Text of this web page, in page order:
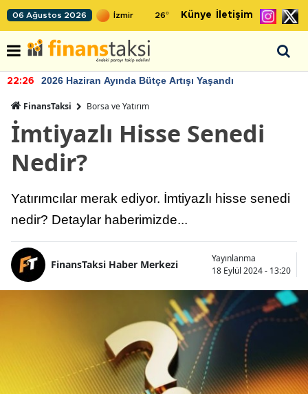
06 Ağustos 2026 26° Künye İletişim
22:26 2026 Haziran Ayında Bütçe Artışı Yaşandı
FinansTaksi Borsa ve Yatırım
İmtiyazlı Hisse Senedi
Nedir?
Yatırımcılar merak ediyor. İmtiyazlı hisse senedi
nedir? Detaylar haberimizde...
FinansTaksi Haber Merkezi
Yayınlanma
18 Eylül 2024 - 13:20